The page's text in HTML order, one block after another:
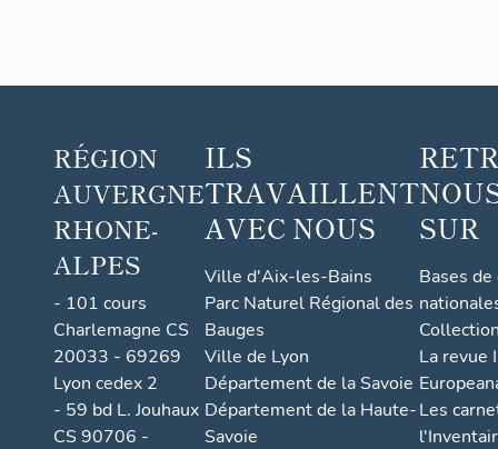
RÉGION
AUVERGNE
RHONE-
ALPES
- 101 cours
Charlemagne CS
20033 - 69269
Lyon cedex 2
- 59 bd L. Jouhaux
CS 90706 -
ILS
TRAVAILLENT
AVEC NOUS
Ville d'Aix-les-Bains
Parc Naturel Régional des
Bauges
Ville de Lyon
Département de la Savoie
Département de la Haute-
Savoie
SUR
Bases
La revue
Les